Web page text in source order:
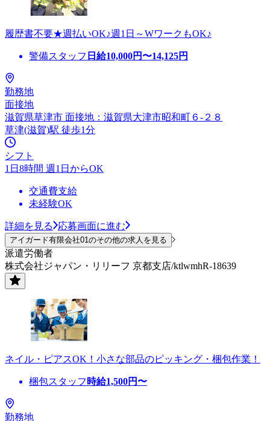
履歴書不要★週払いOK♪週1日～WワークもOK♪
警備スタッフ 日給10,000円〜14,125円
勤務地
面接地
滋賀県草津市 面接地：滋賀県大津市昭和町６-２８
草津(滋賀)駅 徒歩1分
シフト
1日8時間 週1日からOK
交通費支給
未経験OK
詳細を見る 応募画面に進む
アイガード有限会社01のその他の求人を見る
派遣労働者
株式会社ジャパン・リリーフ 京都支店/ktlwmhR-18639
ネイル・ピアスOK！小さな部品のピッキング・梱包作業！
梱包スタッフ 時給1,500円〜
勤務地